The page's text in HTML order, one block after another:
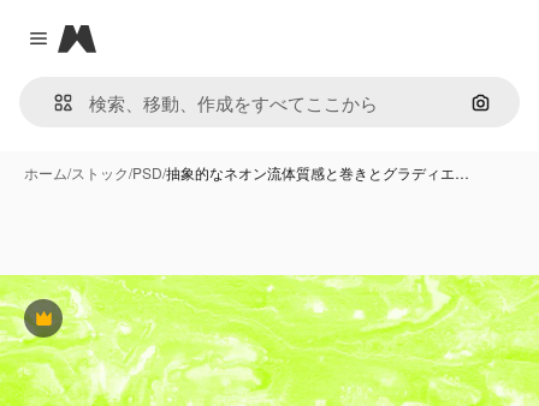
Close menu
Magnific
画像で
ホーム/ストック/PSD/抽象的なネオン流体質感と巻きとグラディエ…
Premium